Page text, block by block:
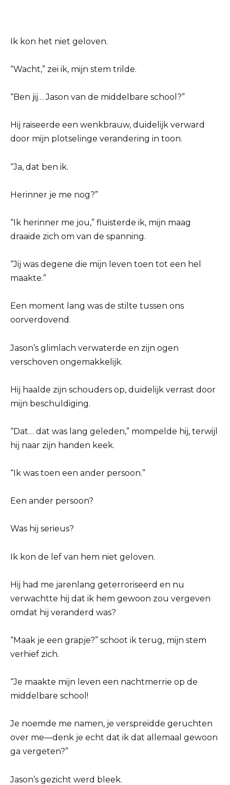
Ik kon het niet geloven.
“Wacht,” zei ik, mijn stem trilde.
“Ben jij… Jason van de middelbare school?”
Hij raiseerde een wenkbrauw, duidelijk verward
door mijn plotselinge verandering in toon.
“Ja, dat ben ik.
Herinner je me nog?”
“Ik herinner me jou,” fluisterde ik, mijn maag
draaide zich om van de spanning.
“Jij was degene die mijn leven toen tot een hel
maakte.”
Een moment lang was de stilte tussen ons
oorverdovend.
Jason’s glimlach verwaterde en zijn ogen
verschoven ongemakkelijk.
Hij haalde zijn schouders op, duidelijk verrast door
mijn beschuldiging.
“Dat… dat was lang geleden,” mompelde hij, terwijl
hij naar zijn handen keek.
“Ik was toen een ander persoon.”
Een ander persoon?
Was hij serieus?
Ik kon de lef van hem niet geloven.
Hij had me jarenlang geterroriseerd en nu
verwachtte hij dat ik hem gewoon zou vergeven
omdat hij veranderd was?
“Maak je een grapje?” schoot ik terug, mijn stem
verhief zich.
“Je maakte mijn leven een nachtmerrie op de
middelbare school!
Je noemde me namen, je verspreidde geruchten
over me—denk je echt dat ik dat allemaal gewoon
ga vergeten?”
Jason’s gezicht werd bleek.